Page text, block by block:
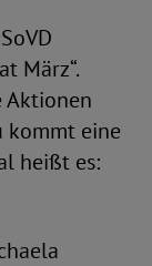
März“.
Aktionen
kommt eine
heißt es: